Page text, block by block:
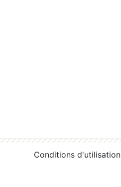
Conditions d'utilisation